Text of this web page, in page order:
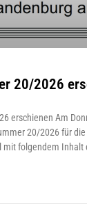
20/2026
erschienen Am
20/2026 für
mit folgendem Inhalt